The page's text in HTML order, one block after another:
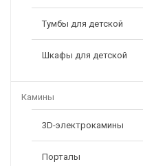
Тумбы для детской
Шкафы для детской
Камины
3D-электрокамины
Порталы